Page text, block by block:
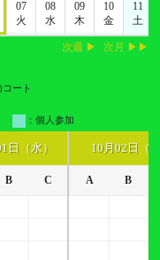
07
火
08
水
09
木
10
金
11
土
次週 ▶ 次月 ▶▶
ート
：個人参加
日（水）
B C
10月02日（
A B